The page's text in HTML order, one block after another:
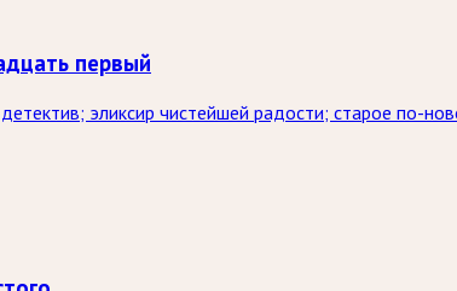
первый
эликсир чистейшей радости; старое по-